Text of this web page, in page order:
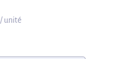
/ unité